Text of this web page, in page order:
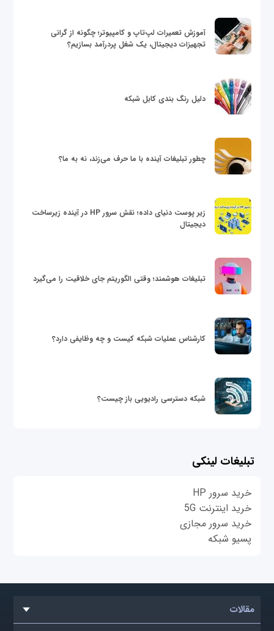
آموزش تعمیرات لپ‌تاپ و کامپیوتر؛ چگونه از گرانی
تجهیزات دیجیتال، یک شغل پردرآمد بسازیم؟
دلیل رنگ بندی کابل شبکه
چطور تبلیغات آینده با ما حرف می‌زند، نه به ما؟
زیر پوست دنیای داده؛ نقش سرور HP در آینده زیرساخت
دیجیتال
تبلیغات هوشمند؛ وقتی الگوریتم جای خلاقیت را می‌گیرد
کارشناس عملیات شبکه کیست و چه وظایفی دارد؟
شبکه دسترسی رادیویی باز چیست؟
تبلیغات لینکی
خرید سرور HP
خرید اینترنت 5G
خرید سرور مجازی
پسیو شبکه
مقالات